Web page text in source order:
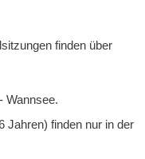
finden über
Wannsee.
Jahren) finden nur in der